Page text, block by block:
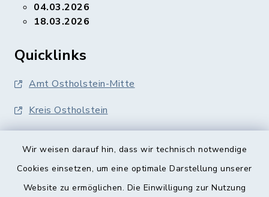
Wir weisen darauf hin, dass wir technisch notwendige
Cookies einsetzen, um eine optimale Darstellung unserer
Website zu ermöglichen. Die Einwilligung zur Nutzung
04.03.2026
18.03.2026
Quicklinks
Amt Ostholstein-Mitte
Kreis Ostholstein